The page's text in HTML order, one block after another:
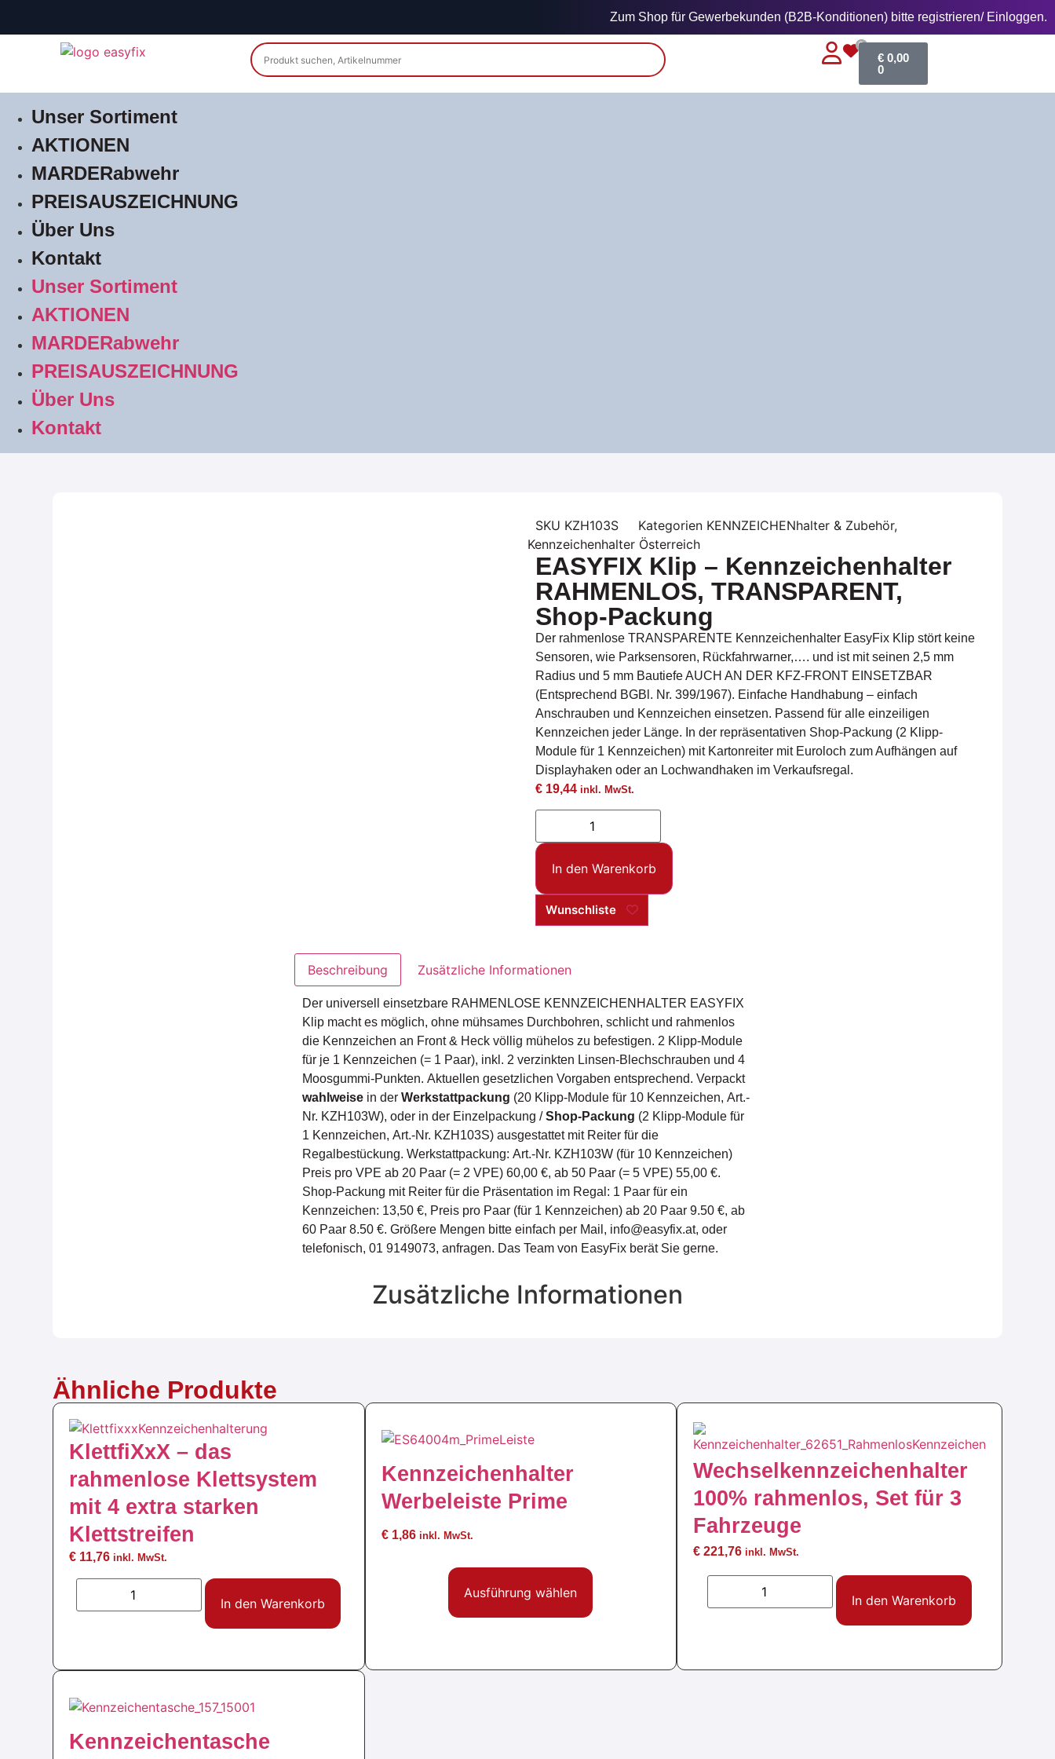
Zum Shop für Gewerbekunden (B2B-Konditionen) bitte registrieren/ Einloggen.
0
€0,00
0
Unser Sortiment
AKTIONEN
MARDERabwehr
PREISAUSZEICHNUNG
Über Uns
Kontakt
Unser Sortiment
AKTIONEN
MARDERabwehr
PREISAUSZEICHNUNG
Über Uns
Kontakt
SKU KZH103S Kategorien KENNZEICHENhalter & Zubehör,
Kennzeichenhalter Österreich
EASYFIX Klip – Kennzeichenhalter
RAHMENLOS, TRANSPARENT,
Shop-Packung
Der rahmenlose TRANSPARENTE Kennzeichenhalter EasyFix Klip stört keine
Sensoren, wie Parksensoren, Rückfahrwarner,…. und ist mit seinen 2,5 mm
Radius und 5 mm Bautiefe AUCH AN DER KFZ-FRONT EINSETZBAR
(Entsprechend BGBl. Nr. 399/1967). Einfache Handhabung – einfach
Anschrauben und Kennzeichen einsetzen. Passend für alle einzeiligen
Kennzeichen jeder Länge. In der repräsentativen Shop-Packung (2 Klipp-
Module für 1 Kennzeichen) mit Kartonreiter mit Euroloch zum Aufhängen auf
Displayhaken oder an Lochwandhaken im Verkaufsregal.
€ 19,44 inkl. MwSt.
In den Warenkorb
Wunschliste
Beschreibung Zusätzliche Informationen
Der universell einsetzbare RAHMENLOSE KENNZEICHENHALTER EASYFIX
Klip macht es möglich, ohne mühsames Durchbohren, schlicht und rahmenlos
die Kennzeichen an Front & Heck völlig mühelos zu befestigen. 2 Klipp-Module
für je 1 Kennzeichen (= 1 Paar), inkl. 2 verzinkten Linsen-Blechschrauben und 4
Moosgummi-Punkten. Aktuellen gesetzlichen Vorgaben entsprechend. Verpackt
wahlweisein der Werkstattpackung (20 Klipp-Module für 10 Kennzeichen, Art.-
Nr. KZH103W), oder in der Einzelpackung /Shop-Packung (2 Klipp-Module für
1 Kennzeichen, Art.-Nr. KZH103S) ausgestattet mit Reiter für die
Regalbestückung. Werkstattpackung: Art.-Nr. KZH103W (für 10 Kennzeichen)
Preis pro VPE ab 20 Paar (= 2 VPE) 60,00 €, ab 50 Paar (= 5 VPE) 55,00 €.
Shop-Packung mit Reiter für die Präsentation im Regal: 1 Paar für ein
Kennzeichen: 13,50 €, Preis pro Paar (für 1 Kennzeichen) ab 20 Paar 9.50 €, ab
60 Paar 8.50 €. Größere Mengen bitte einfach per Mail, info@easyfix.at, oder
telefonisch, 01 9149073, anfragen. Das Team von EasyFix berät Sie gerne.
Zusätzliche Informationen
Ähnliche Produkte
KlettfiXxX – das
rahmenlose Klettsystem
mit 4 extra starken
Klettstreifen
€ 11,76 inkl. MwSt.
In den Warenkorb
Kennzeichenhalter
Werbeleiste Prime
€1,86 inkl. MwSt.
Ausführung wählen
Wechselkennzeichenhalter
100% rahmenlos, Set für 3
Fahrzeuge
€221,76 inkl. MwSt.
In den Warenkorb
Kennzeichentasche